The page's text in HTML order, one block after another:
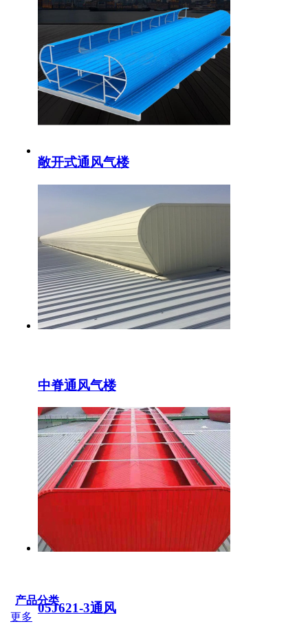
敞开式通风气楼
中脊通风气楼
05J621-3通风
产品分类
更多